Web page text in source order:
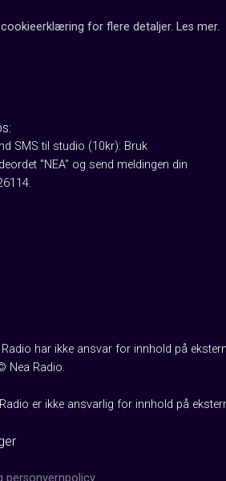
for flere detaljer. Les mer.
SMS til studio (10kr): Bruk
"NEA" og send meldingen din
Radio har ikke ansvar for innhold på
Nea Radio.
er ikke ansvarlig for innhold på
personvernpolicy.